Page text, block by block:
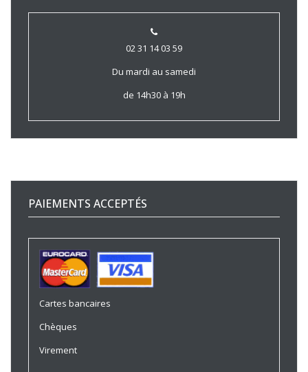
02 31 14 03 59
Du mardi au samedi
de 14h30 à 19h
PAIEMENTS ACCEPTÉS
Cartes bancaires
Chèques
Virement